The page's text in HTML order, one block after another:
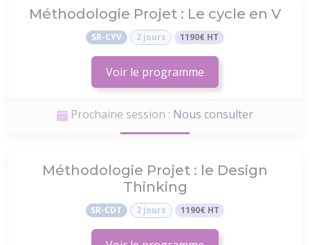
Méthodologie Projet : Le cycle en V
SR-CYV 2 jours 1190€ HT
Voir le programme
Prochaine session : Nous consulter
Méthodologie Projet : le Design
Thinking
SR-CDT 2 jours 1190€ HT